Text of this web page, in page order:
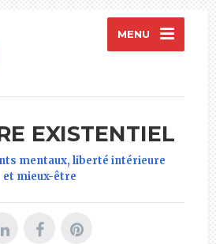
MENU
EXISTENTIEL
mentaux, liberté intérieure
et mieux-être